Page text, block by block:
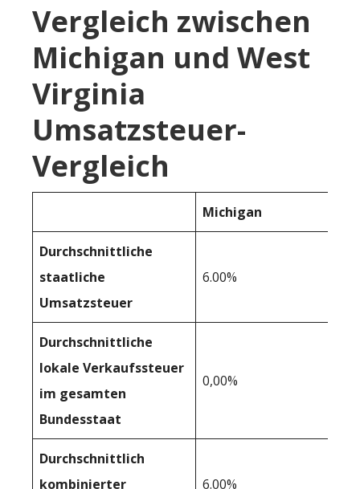
Vergleich zwischen
Michigan und West
Virginia
Umsatzsteuer-
Vergleich
Michigan
Durchschnittliche
staatliche
Umsatzsteuer
6.00%
Durchschnittliche
lokale Verkaufssteuer
im gesamten
Bundesstaat
0,00%
Durchschnittlich
kombinierter
6.00%